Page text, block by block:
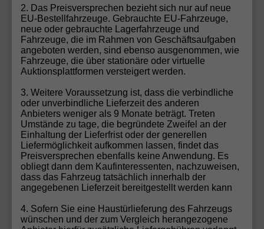
Fahrzeug konfigurieren
Gebrauchtwagen-Inzahlungnahme
Möchten Sie Ihren aktuellen Wagen in Zahlung
geben? Bei uns ist das ganz einfach! Füllen Sie unser
Gebrauchtwagen-Formular aus, und unser Team
erstellt Ihnen schnell und unkompliziert ein faires
Angebot für Ihr Fahrzeug. Wir übernehmen die
Bewertung und Abwicklung, damit Sie sich voll und
ganz auf Ihr neues EU-Fahrzeug freuen können.
Sparen Sie Zeit und profitieren Sie von unserem
Rundum-Service!
Zum Gebrauchtwagen-Formular
2. Das Preisversprechen bezieht sich nur auf neue
EU-Bestellfahrzeuge. Gebrauchte EU-Fahrzeuge,
neue oder gebrauchte Lagerfahrzeuge und
Fahrzeuge, die im Rahmen von Geschäftsaufgaben
angeboten werden, sind ebenso ausgenommen, wie
Fahrzeuge, die über stationäre oder virtuelle
Auktionsplattformen versteigert werden.
3. Weitere Voraussetzung ist, dass die verbindliche
oder unverbindliche Lieferzeit des anderen
Anbieters weniger als 9 Monate beträgt. Treten
Umstände zu tage, die begründete Zweifel an der
Einhaltung der Lieferfrist oder der generellen
Liefermöglichkeit aufkommen lassen, findet das
Preisversprechen ebenfalls keine Anwendung. Es
obliegt dann dem Kaufinteressenten, nachzuweisen,
dass das Fahrzeug tatsächlich innerhalb der
angegebenen Lieferzeit bereitgestellt werden kann
4. Sofern Sie eine Haustürlieferung des Fahrzeugs
wünschen und der zum Vergleich herangezogene